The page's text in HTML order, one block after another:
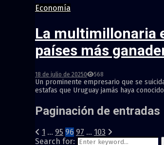
Economía
La multimillonaria
países más
18 de julio de 20250 568
Un prominente empresario que se
estafas que Uruguay jamás haya
Paginación de entradas
1 … 95 96 97 … 103
Search for: